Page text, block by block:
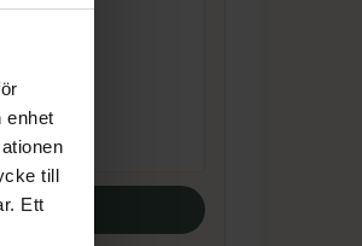
enhet
till
Ett
Pris online
339 kr